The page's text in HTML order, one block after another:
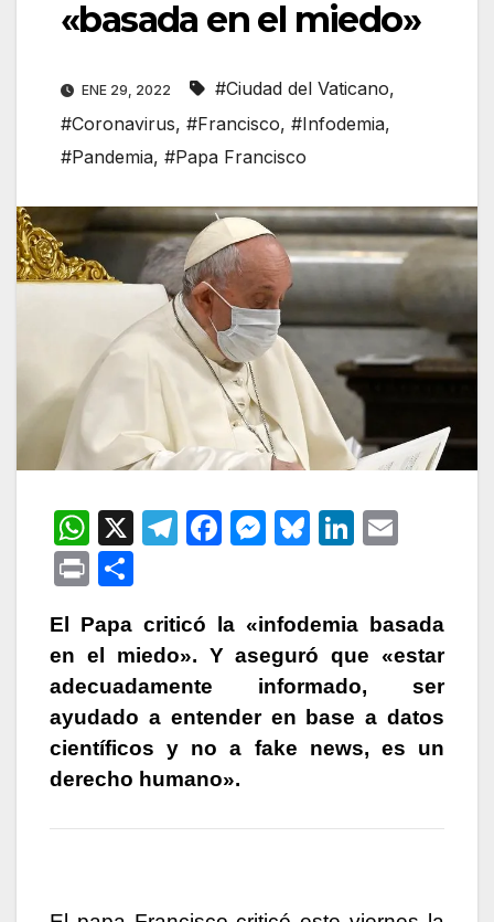
«basada en el miedo»
ENE 29, 2022 #Ciudad del Vaticano,
#Coronavirus, #Francisco, #Infodemia,
#Pandemia, #Papa Francisco
W
h
at
s
A
p
p
X
T
gr
a
m
F
e
b
o
o
k
M
s
e
n
g
Bl
s
k
y
Li
e
dI
n
P
nt m
p
ar
tir
El Papa criticó la «infodemia basada
en el miedo». Y aseguró que «estar
adecuadamente informado, ser
ayudado a entender en base a datos
científicos y no a fake news, es un
derecho humano».